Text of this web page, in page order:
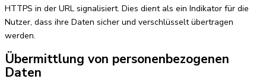
HTTPS in der URL signalisiert. Dies dient als ein Indikator für die
Nutzer, dass ihre Daten sicher und verschlüsselt übertragen
werden.
Übermittlung von personenbezogenen
Daten